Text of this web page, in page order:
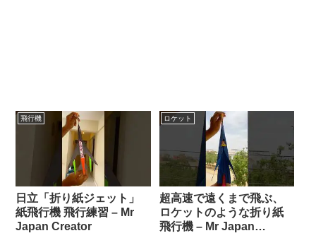
飛行機
日立「折り紙ジェット」
紙飛行機 飛行練習 – Mr
Japan Creator
ロケット
超高速で遠くまで飛ぶ、
ロケットのような折り紙
飛行機 – Mr Japan